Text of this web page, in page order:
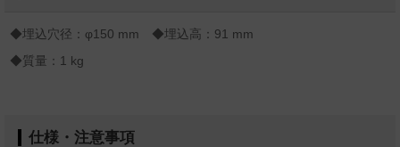
◆埋込穴径：φ150 mm ◆埋込高：91 mm
◆質量：1 kg
仕様・注意事項